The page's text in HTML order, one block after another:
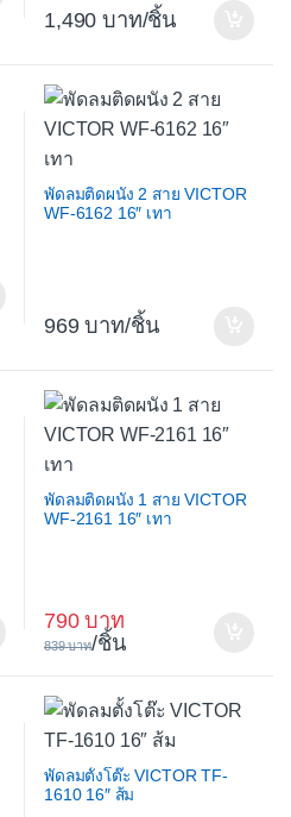
1,490 /ชิ้น
พัดลมติดผนัง 2 สาย VICTOR
WF-6162 16″ เทา
969 /ชิ้น
พัดลมติดผนัง 1 สาย VICTOR
WF-2161 16″ เทา
790
839 /ชิ้น
พัดลมตั้งโต๊ะ VICTOR TF-
1610 16″ ส้ม